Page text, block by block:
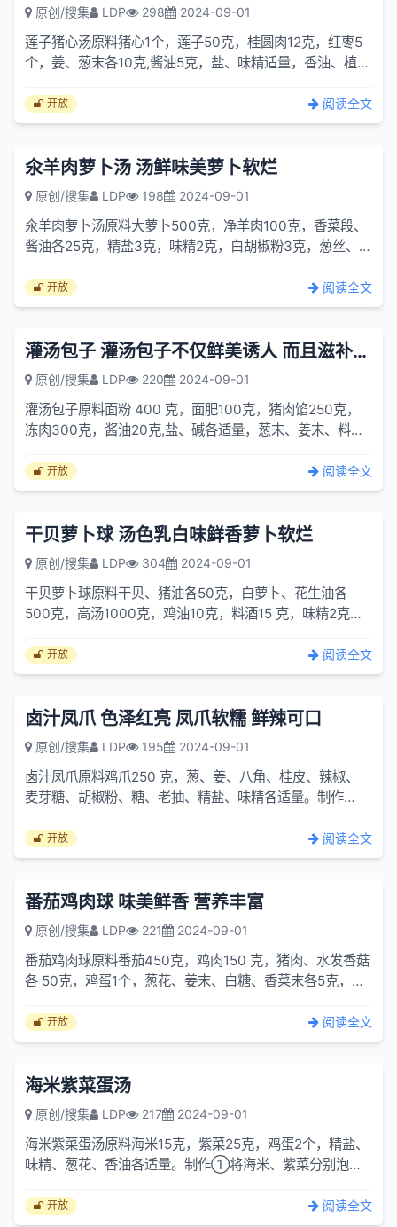
原创/搜集 LDP 298 2024-09-01
莲子猪心汤原料猪心1个，莲子50克，桂圆肉12克，红枣5
个，姜、葱末各10克,酱油5克，盐、味精适量，香油、植物
开放 阅读全文
氽羊肉萝卜汤 汤鲜味美萝卜软烂
原创/搜集 LDP 198 2024-09-01
氽羊肉萝卜汤原料大萝卜500克，净羊肉100克，香菜段、
酱油各25克，精盐3克，味精2克，白胡椒粉3克，葱丝、
开放 阅读全文
灌汤包子 灌汤包子不仅鲜美诱人 而且滋补功能强
原创/搜集 LDP 220 2024-09-01
灌汤包子原料面粉 400 克，面肥100克，猪肉馅250克，
冻肉300克，酱油20克,盐、碱各适量，葱末、姜末、料酒
开放 阅读全文
干贝萝卜球 汤色乳白味鲜香萝卜软烂
原创/搜集 LDP 304 2024-09-01
干贝萝卜球原料干贝、猪油各50克，白萝卜、花生油各
500克，高汤1000克，鸡油10克，料酒15 克，味精2克，
开放 阅读全文
卤汁凤爪 色泽红亮 凤爪软糯 鲜辣可口
原创/搜集 LDP 195 2024-09-01
卤汁凤爪原料鸡爪250 克，葱、姜、八角、桂皮、辣椒、
麦芽糖、胡椒粉、糖、老抽、精盐、味精各适量。制作①
开放 阅读全文
番茄鸡肉球 味美鲜香 营养丰富
原创/搜集 LDP 221 2024-09-01
番茄鸡肉球原料番茄450克，鸡肉150 克，猪肉、水发香菇
各 50克，鸡蛋1个，葱花、姜末、白糖、香菜末各5克，味
开放 阅读全文
海米紫菜蛋汤
原创/搜集 LDP 217 2024-09-01
海米紫菜蛋汤原料海米15克，紫菜25克，鸡蛋2个，精盐、
味精、葱花、香油各适量。制作①将海米、紫菜分别泡
开放 阅读全文